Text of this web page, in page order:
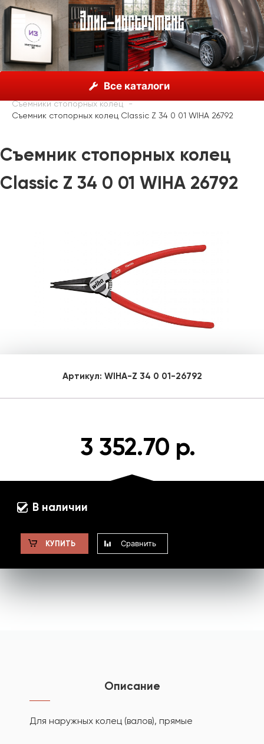
Все каталоги
Инструмент Wiha, Германия
Шарнирно-губцевый инструмент
Съемники стопорных колец
Съемник стопорных колец Classic Z 34 0 01 WIHA 26792
Съемник стопорных колец
Classic Z 34 0 01 WIHA 26792
Артикул: WIHA-Z 34 0 01-26792
3 352.70 р.
В наличии
КУПИТЬ Сравнить
Описание
Для наружных колец (валов), прямые